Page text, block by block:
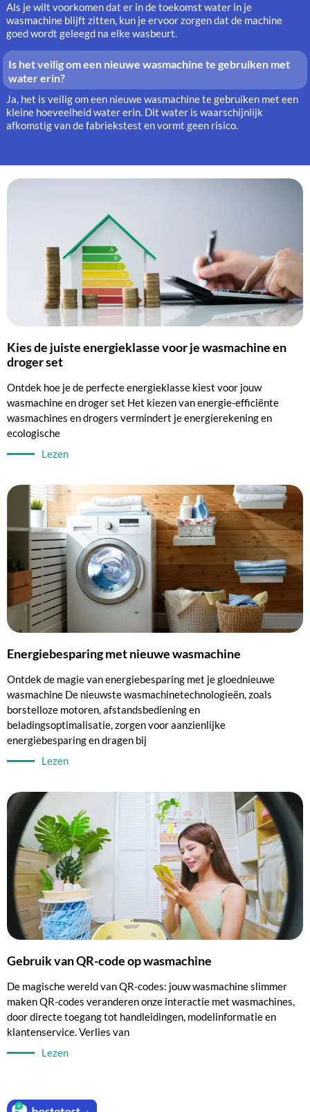
Als je wilt voorkomen dat er in de toekomst water in je
wasmachine blijft zitten, kun je ervoor zorgen dat de machine
goed wordt geleegd na elke wasbeurt.
Is het veilig om een nieuwe wasmachine te gebruiken met
water erin?
Ja, het is veilig om een nieuwe wasmachine te gebruiken met een
kleine hoeveelheid water erin. Dit water is waarschijnlijk
afkomstig van de fabriekstest en vormt geen risico.
Kies de juiste energieklasse voor je wasmachine en
droger set
Ontdek hoe je de perfecte energieklasse kiest voor jouw
wasmachine en droger set Het kiezen van energie-efficiënte
wasmachines en drogers vermindert je energierekening en
ecologische
Lezen
Energiebesparing met nieuwe wasmachine
Ontdek de magie van energiebesparing met je gloednieuwe
wasmachine De nieuwste wasmachinetechnologieën, zoals
borstelloze motoren, afstandsbediening en
beladingsoptimalisatie, zorgen voor aanzienlijke
energiebesparing en dragen bij
Lezen
Gebruik van QR-code op wasmachine
De magische wereld van QR-codes: jouw wasmachine slimmer
maken QR-codes veranderen onze interactie met wasmachines,
door directe toegang tot handleidingen, modelinformatie en
klantenservice. Verlies van
Lezen